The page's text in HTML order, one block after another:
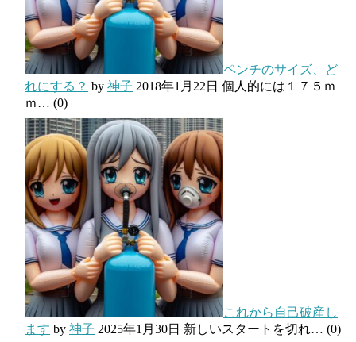
ペンチのサイズ、ど
れにする？ by 神子 2018年1月22日 個人的には１７５ｍ
ｍ… (0)
これから自己破産し
ます by 神子 2025年1月30日 新しいスタートを切れ… (0)